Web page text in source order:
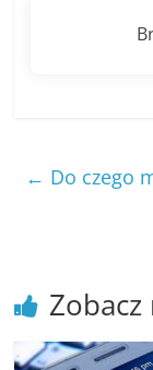
← Do czego